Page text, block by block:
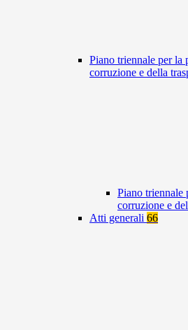
Piano triennale per la
corruzione e della
Piano triennale
corruzione e
Atti generali 66